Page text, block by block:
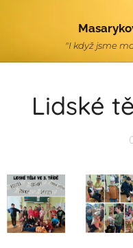
"I když jsme
Lidské